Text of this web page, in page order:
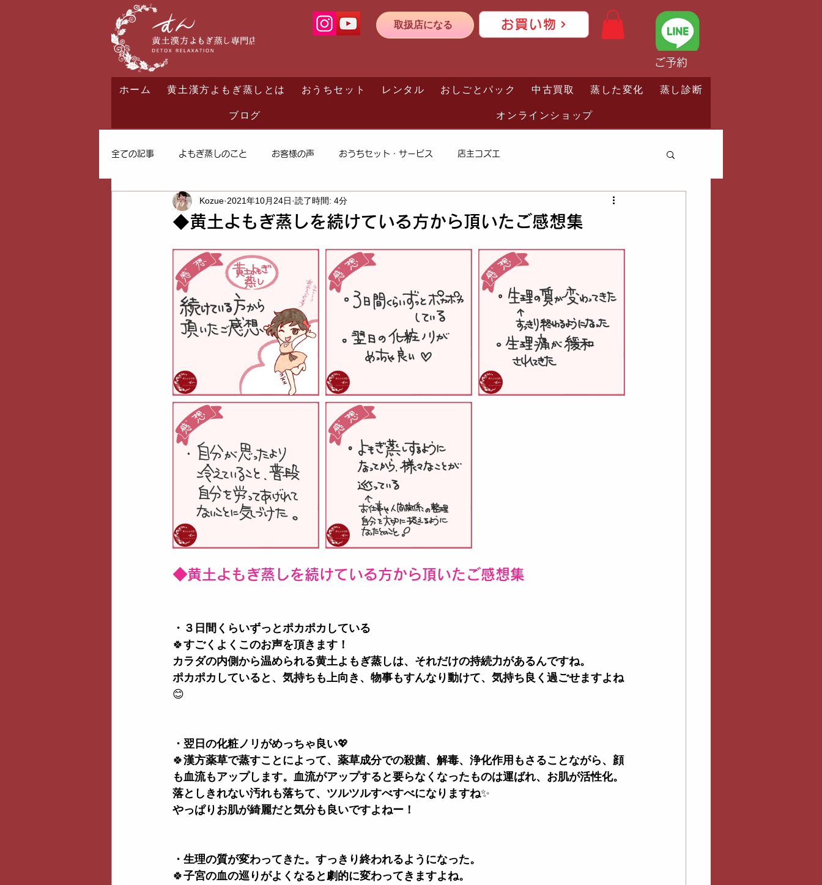
取扱店になる お買い物
ご予約
ホーム 黄土漢方よもぎ蒸しとは おうちセット レンタル おしごとパック 中古買取 蒸した変化
蒸し診断
ブログ
オンラインショップ
全ての記事 よもぎ蒸しのこと お客様の声 おうちセット・サービス 店主コズエ
◆黄土よもぎ蒸しを続けている方から頂いたご感想集
Kozue 2021年10月24日 読了時間: 4分
◆黄土よもぎ蒸しを続けている方から頂いたご感想集
・３日間くらいずっとポカポカしている
🍀すごくよくこのお声を頂きます！
カラダの内側から温められる黄土よもぎ蒸しは、それだけの持続力があるんですね。
ポカポカしていると、気持ちも上向き、物事もすんなり動けて、気持ち良く過ごせますよね
😊
・翌日の化粧ノリがめっちゃ良い💖
🍀漢方薬草で蒸すことによって、薬草成分での殺菌、解毒、浄化作用もさることながら、顔
も血流もアップします。血流がアップすると要らなくなったものは運ばれ、お肌が活性化。
落としきれない汚れも落ちて、ツルツルすべすべになりますね✨
やっぱりお肌が綺麗だと気分も良いですよねー！
・生理の質が変わってきた。すっきり終われるようになった。
🍀子宮の血の巡りがよくなると劇的に変わってきますよね。